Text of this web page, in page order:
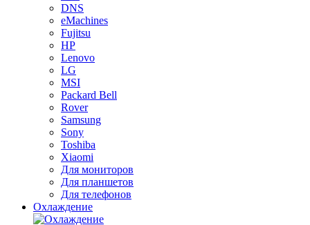
DNS
eMachines
Fujitsu
HP
Lenovo
LG
MSI
Packard Bell
Rover
Samsung
Sony
Toshiba
Xiaomi
Для мониторов
Для планшетов
Для телефонов
Охлаждение